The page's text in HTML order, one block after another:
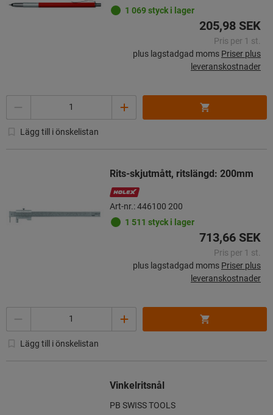
1 069 styck i lager
205,98 SEK
Pris per 1 st.
plus lagstadgad moms Priser plus
leveranskostnader
Lägg till i önskelistan
Rits-skjutmått, ritslängd: 200mm
Art-nr.: 446100 200
1 511 styck i lager
713,66 SEK
Pris per 1 st.
plus lagstadgad moms Priser plus
leveranskostnader
Lägg till i önskelistan
Vinkelritsnål
PB SWISS TOOLS